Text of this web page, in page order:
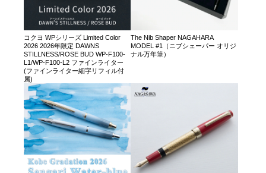
コクヨ WPシリーズ Limited Color
2026 2026年限定 DAWNS
STILLNESS/ROSE BUD WP-F100-
L1/WP-F100-L2 ファインライター
(ファインライター細字リフィル付
属)
The Nib Shaper NAGAHARA
MODEL #1（ニブシェーパー オリジ
ナル万年筆）